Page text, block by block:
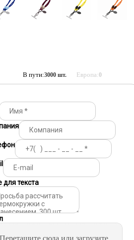
В пути:3000 шт. Европа:0
для текста
Перетащите сюда или загрузите